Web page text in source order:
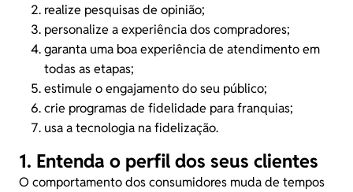
realize pesquisas de opinião;
personalize a experiência dos compradores;
garanta uma boa experiência de atendimento em
todas as etapas;
estimule o engajamento do seu público;
crie programas de fidelidade para franquias;
usa a tecnologia na fidelização.
1. Entenda o perfil dos seus clientes
O comportamento dos consumidores muda de tempos